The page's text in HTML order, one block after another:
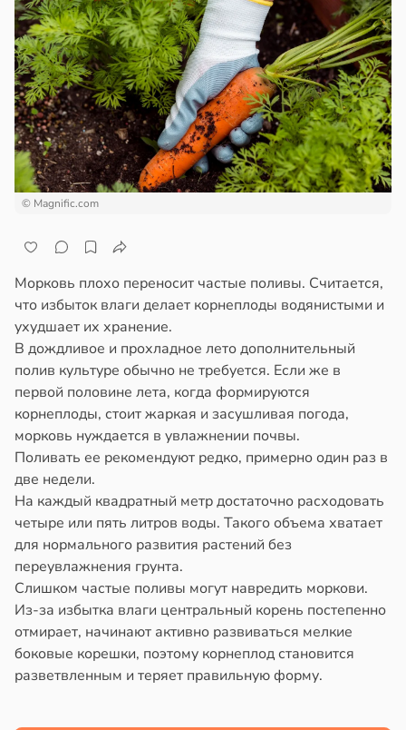
в20:45
в20:41
© Magnific.com
Морковь плохо переносит частые поливы. Считается,
что избыток влаги делает корнеплоды водянистыми и
ухудшает их хранение.
В дождливое и прохладное лето дополнительный
полив культуре обычно не требуется. Если же в
первой половине лета, когда формируются
корнеплоды, стоит жаркая и засушливая погода,
морковь нуждается в увлажнении почвы.
Поливать ее рекомендуют редко, примерно один раз в
две недели.
На каждый квадратный метр достаточно расходовать
четыре или пять литров воды. Такого объема хватает
для нормального развития растений без
переувлажнения грунта.
Слишком частые поливы могут навредить моркови.
Из-за избытка влаги центральный корень постепенно
отмирает, начинают активно развиваться мелкие
боковые корешки, поэтому корнеплод становится
разветвленным и теряет правильную форму.
17:21
16:23
18:45